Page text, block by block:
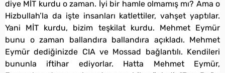
diye MİT kurdu o zaman. İyi bir hamle olmamış mı? Ama o
Hizbullah’la da işte insanları katlettiler, vahşet yaptılar.
Yani MİT kurdu, bizim teşkilat kurdu. Mehmet Eymür
bunu o zaman ballandıra ballandıra açıkladı. Mehmet
Eymür dediğinizde CIA ve Mossad bağlantılı. Kendileri
bununla iftihar ediyorlar. Hatta Mehmet Eymür,